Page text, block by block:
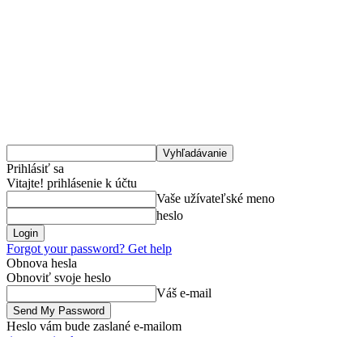
Prihlásiť sa
Vitajte! prihlásenie k účtu
Vaše užívateľské meno
heslo
Forgot your password? Get help
Obnova hesla
Obnoviť svoje heslo
Váš e-mail
Heslo vám bude zaslané e-mailom